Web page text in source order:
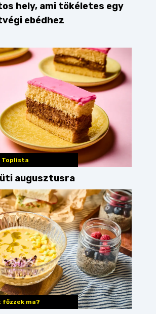
hely, ami tökéletes egy
ebédhez
Toplista
augusztusra
főzzek ma?